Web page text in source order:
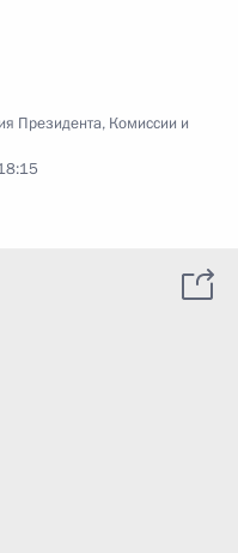
Президента, Комиссии и